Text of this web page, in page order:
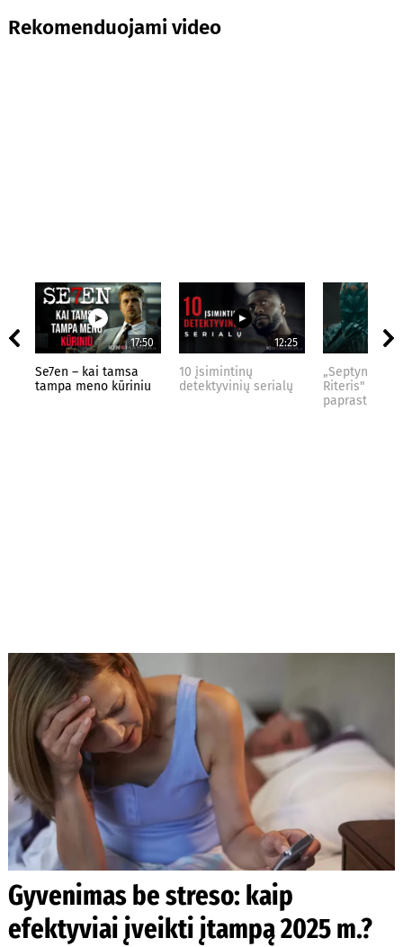
Rekomenduojami video
17:50
Se7en – kai tamsa
tampa meno kūriniu
12:25
10 įsimintinų
detektyvinių serialų
„Septynių
Riteris" – kai
paprastumas
Gyvenimas be streso: kaip
efektyviai įveikti įtampą 2025 m.?